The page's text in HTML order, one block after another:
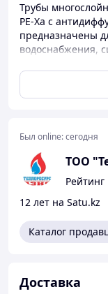
Трубы
PE-Xa с
предназначены
водоснабжения,
охлаждения.
технологических
коррозии и
внутренних
трубы
переходов, что,
системы.
резьбозажимных
что значительно
Был online:сегодня
TOO
12 лет на Satu.kz
Каталог
Доставка